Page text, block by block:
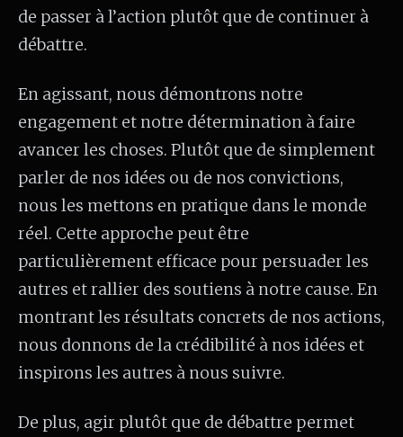
de passer à l’action plutôt que de continuer à
débattre.
En agissant, nous démontrons notre
engagement et notre détermination à faire
avancer les choses. Plutôt que de simplement
parler de nos idées ou de nos convictions,
nous les mettons en pratique dans le monde
réel. Cette approche peut être
particulièrement efficace pour persuader les
autres et rallier des soutiens à notre cause. En
montrant les résultats concrets de nos actions,
nous donnons de la crédibilité à nos idées et
inspirons les autres à nous suivre.
De plus, agir plutôt que de débattre permet